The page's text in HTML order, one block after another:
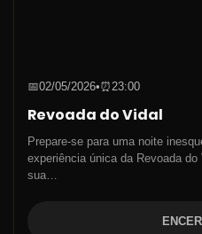
📅02/05/2026•⏰23:00
Revoada do Vidal
Prepare-se para uma noite
experiência única da Revoada
sua…